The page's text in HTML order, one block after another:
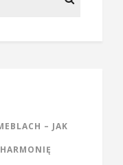
– JAK